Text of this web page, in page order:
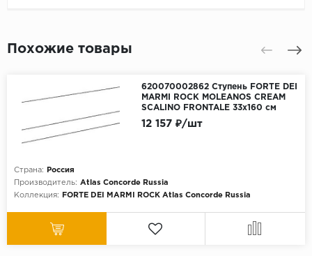
Похожие товары
620070002862 Ступень FORTE DEI
MARMI ROCK MOLEANOS CREAM
SCALINO FRONTALE 33x160 см
Страна:
Россия
Производитель: Atlas Concorde Russia
Коллекция:
FORTE DEI MARMI ROCK Atlas Concorde Russia
12 157 ₽/шт